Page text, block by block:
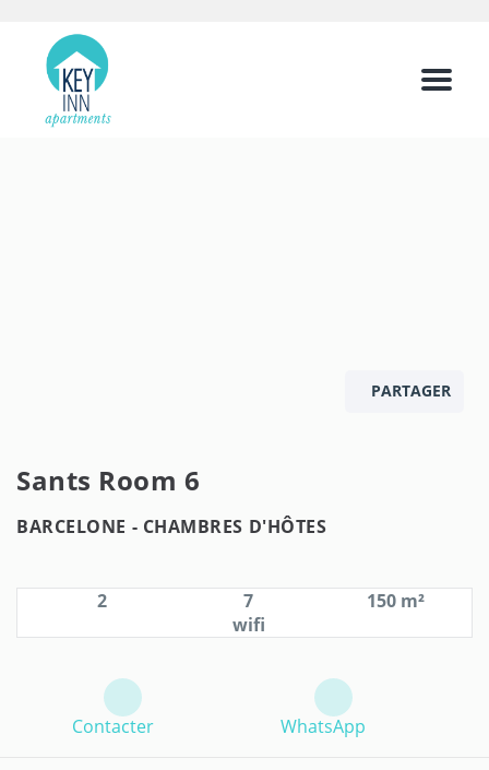
Menu
PARTAGER
Sants Room 6
BARCELONE - CHAMBRES D'HÔTES
2 7
150 m²
wifi
Contacter WhatsApp